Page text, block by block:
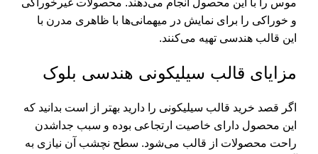
موس را با این محصول انجام می‌دهند. محصولات غیرخوراکی
و خوراکی را برای نمایش در میهمانی‌ها با ظاهری مدرن با
این قالب هندسی تهیه می‌کنند.
مزایای قالب سیلیکونی هندسی بلوک
اگر قصد خرید قالب سیلیکونی را دارید بهتر از است بدانید که
این محصول دارای خاصیت ارتجاعی بوده و سبب جداشدن
راحت محصولات از قالب می‌شود. سطح نچشب آن نیازی به